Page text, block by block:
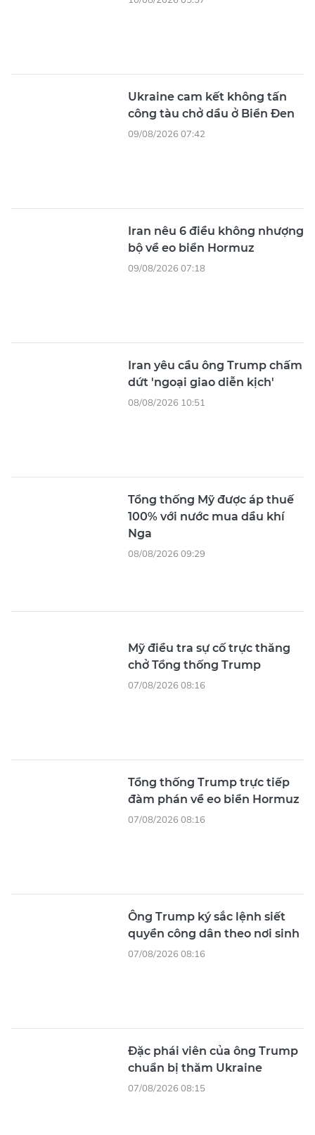
Ukraine cam kết không tấn
công tàu chở dầu ở Biển Đen
09/08/2026 07:42
Iran nêu 6 điều không nhượng
bộ về eo biển Hormuz
09/08/2026 07:18
Iran yêu cầu ông Trump chấm
dứt 'ngoại giao diễn kịch'
08/08/2026 10:51
Tổng thống Mỹ được áp thuế
100% với nước mua dầu khí
Nga
08/08/2026 09:29
Mỹ điều tra sự cố trực thăng
chở Tổng thống Trump
07/08/2026 08:16
Tổng thống Trump trực tiếp
đàm phán về eo biển Hormuz
07/08/2026 08:16
Ông Trump ký sắc lệnh siết
quyền công dân theo nơi sinh
07/08/2026 08:16
Đặc phái viên của ông Trump
chuẩn bị thăm Ukraine
07/08/2026 08:15